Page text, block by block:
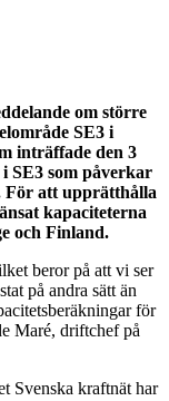
om större
SE3 i
inträffade den 3
SE3 som påverkar
För att upprätthålla
kapaciteterna
och Finland.
beror på att vi ser
på andra sätt än
för
Maré, driftchef på
Svenska kraftnät har